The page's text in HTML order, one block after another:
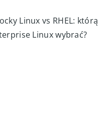
Stream: co wybrać
i stabilnej pracy